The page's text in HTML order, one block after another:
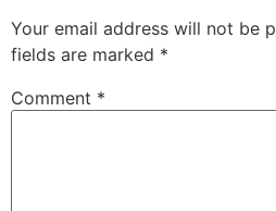
Your email address will not be
fields are marked *
Comment *